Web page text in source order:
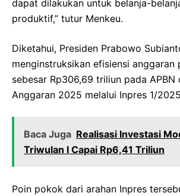
dapat dilakukan untuk belanja-
produktif,” tutur Menkeu.
Diketahui, Presiden Prabowo
menginstruksikan efisiensi anggaran
sebesar Rp306,69 triliun pada APBN
Anggaran 2025 melalui Inpres 1/
Baca Juga Realisasi Investasi
Triwulan I Capai Rp6,41 Triliun
Poin pokok dari arahan Inpres